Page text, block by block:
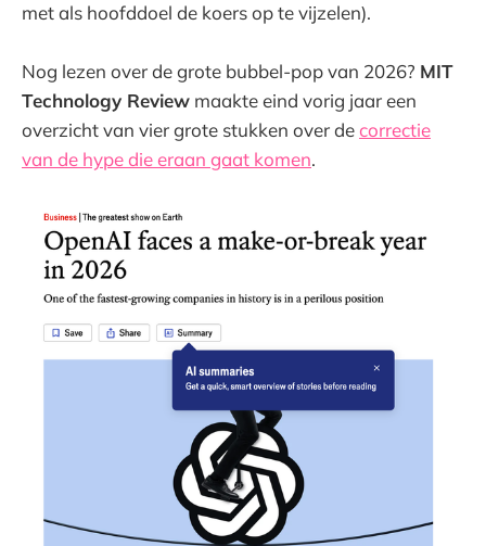
met als hoofddoel de koers op te vijzelen).
Nog lezen over de grote bubbel-pop van 2026? MIT
Technology Review maakte eind vorig jaar een
overzicht van vier grote stukken over decorrectie
van de hype die eraan gaat komen.